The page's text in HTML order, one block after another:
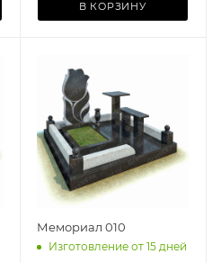
В КОРЗИНУ
Мемориал 010
Изготовление от 15 дней